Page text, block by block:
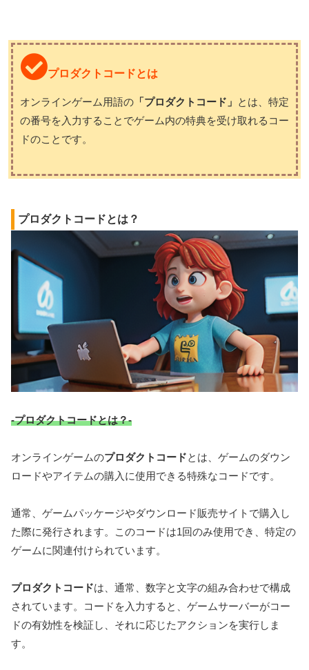
プロダクトコードとは
オンラインゲーム用語の 「プロダクトコード」 とは、特定
の番号を入力することでゲーム内の特典を受け取れるコー
ドのことです。
プロダクトコードとは？
-プロダクトコードとは？-
オンラインゲームのプロダクトコードとは、ゲームのダウン
ロードやアイテムの購入に使用できる特殊なコードです。
通常、ゲームパッケージやダウンロード販売サイトで購入し
た際に発行されます。このコードは1回のみ使用でき、特定の
ゲームに関連付けられています。
プロダクトコードは、通常、数字と文字の組み合わせで構成
されています。コードを入力すると、ゲームサーバーがコー
ドの有効性を検証し、それに応じたアクションを実行しま
す。